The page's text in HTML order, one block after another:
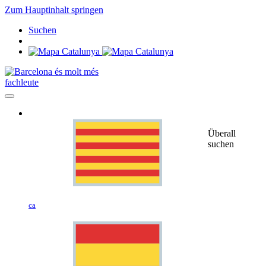
Zum Hauptinhalt springen
Suchen
fachleute
ca
Überall
suchen